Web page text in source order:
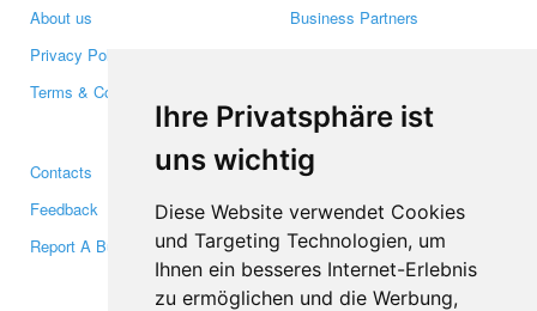
Ihre Privatsphäre ist
uns wichtig
Diese Website verwendet Cookies
und Targeting Technologien, um
Ihnen ein besseres Internet-Erlebnis
zu ermöglichen und die Werbung,
About us
Privacy Policy
Terms & Conditions
Business Partners
Media
Contacts
Feedback
Report A Bug
Facebook
Twitter
YouTube
Google+